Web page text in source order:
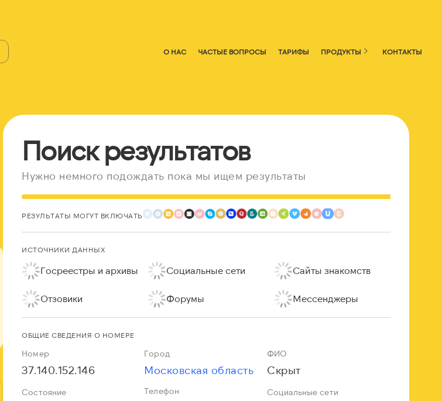
О НАС ЧАСТЫЕ ВОПРОСЫ ТАРИФЫ ПРОДУКТЫ КОНТАКТЫ
Поиск результатов
Нужно немного подождать пока мы ищем результаты
РЕЗУЛЬТАТЫ МОГУТ ВКЛЮЧАТЬ
ИСТОЧНИКИ ДАННЫХ
Госреестры и архивы Социальные сети Сайты знакомств
Отзовики Форумы Мессенджеры
ОБЩИЕ СВЕДЕНИЯ О НОМЕРЕ
Номер
37.140.152.146
Город
Московская область
ФИО
Скрыт
Состояние Телефон Социальные сети